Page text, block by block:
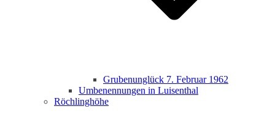
Grubenunglück 7. Februar 1962
Umbenennungen in Luisenthal
Röchlinghöhe